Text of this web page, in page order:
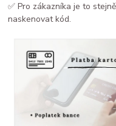
✅ Pro zákazníka je to
naskenovat kód.